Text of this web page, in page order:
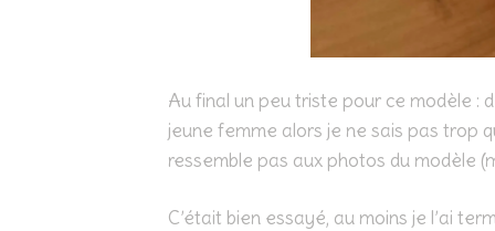
Au final un peu triste pour ce modèle :
jeune femme alors je ne sais pas trop
ressemble pas aux photos du modèle
C’était bien essayé, au moins je l’ai